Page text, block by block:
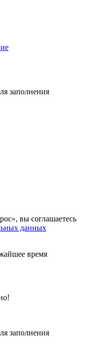
заполнения
вы соглашаетесь
данных
время
заполнения